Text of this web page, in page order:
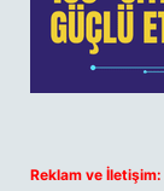
Reklam ve İletişim: